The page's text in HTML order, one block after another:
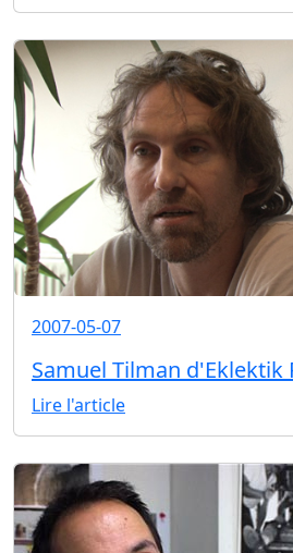
2007-05-07
Samuel Tilman d'Eklektik
Lire l'article